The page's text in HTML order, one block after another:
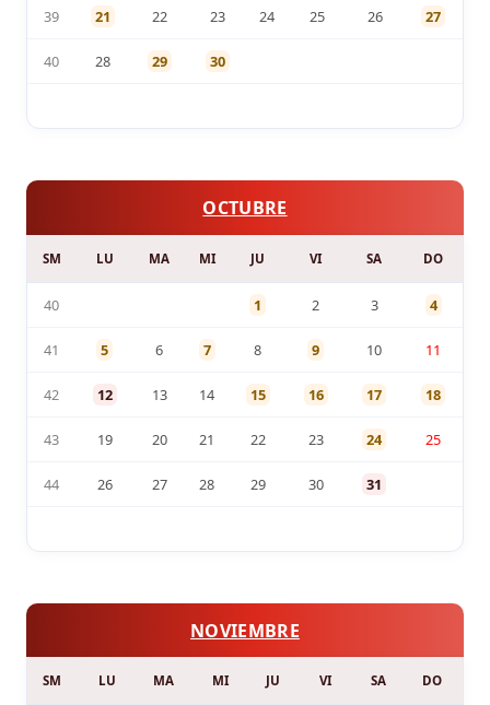
39 21 22 23 24 25 26 27
40 28 29 30
OCTUBRE
SM LU MA MI JU VI SA DO
40 1 2 3 4
41 5 6 7 8 9 10 11
42 12 13 14 15 16 17 18
43 19 20 21 22 23 24 25
44 26 27 28 29 30 31
NOVIEMBRE
SM LU MA MI JU VI SA DO